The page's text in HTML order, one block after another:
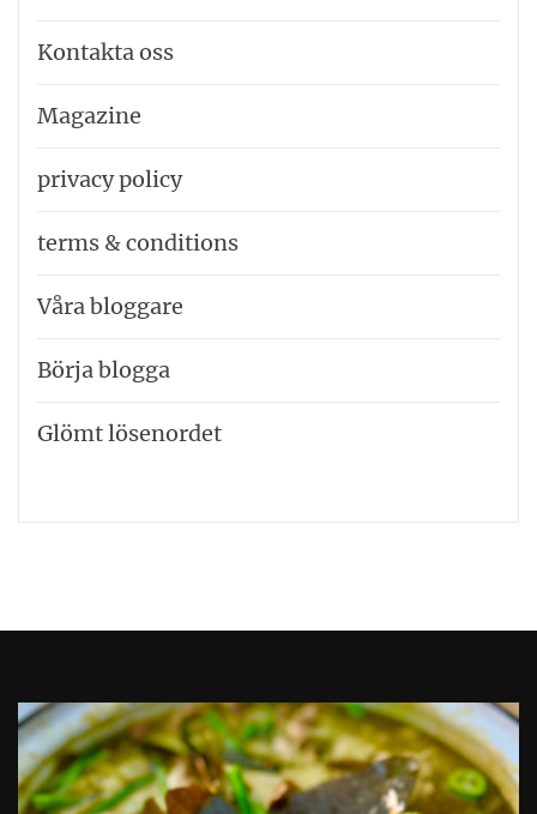
Kontakta oss
Magazine
privacy policy
terms & conditions
Våra bloggare
Börja blogga
Glömt lösenordet